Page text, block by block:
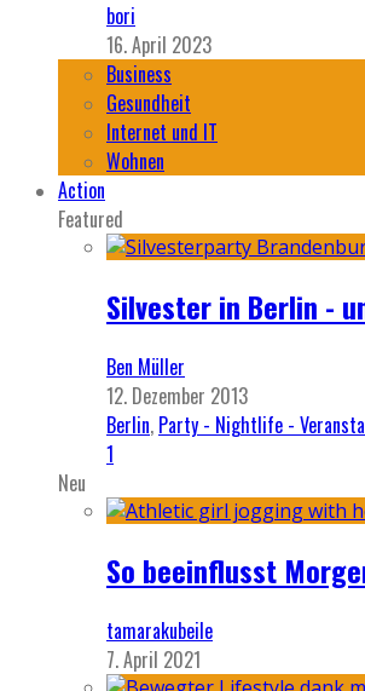
bori
16. April 2023
Business
Gesundheit
Internet und IT
Wohnen
Action
Featured
Silvester in Berlin -
Ben Müller
12. Dezember 2013
Berlin, Party - Nightlife -
1
Neu
So beeinflusst
tamarakubeile
7. April 2021